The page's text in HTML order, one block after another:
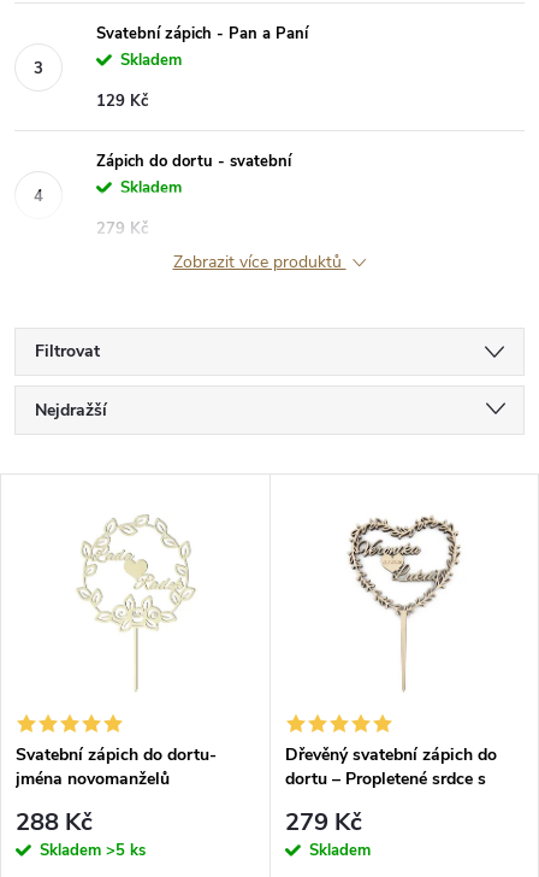
Svatební zápich - Pan a Paní
Skladem
129 Kč
Zápich do dortu - svatební
Skladem
279 Kč
Zobrazit více produktů
Filtrovat
Ř
a
í
p
r
Nejdražší
Abecedně
s
p
r
Svatební zápich do dortu-
jména novomanželů
288 Kč
Skladem >5 ks
Dřevěný svatební zápich do
dortu – Propletené srdce s
279 Kč
Skladem